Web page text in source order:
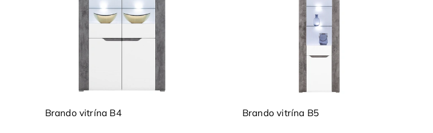
Brando vitrína B4 Brando vitrína B5